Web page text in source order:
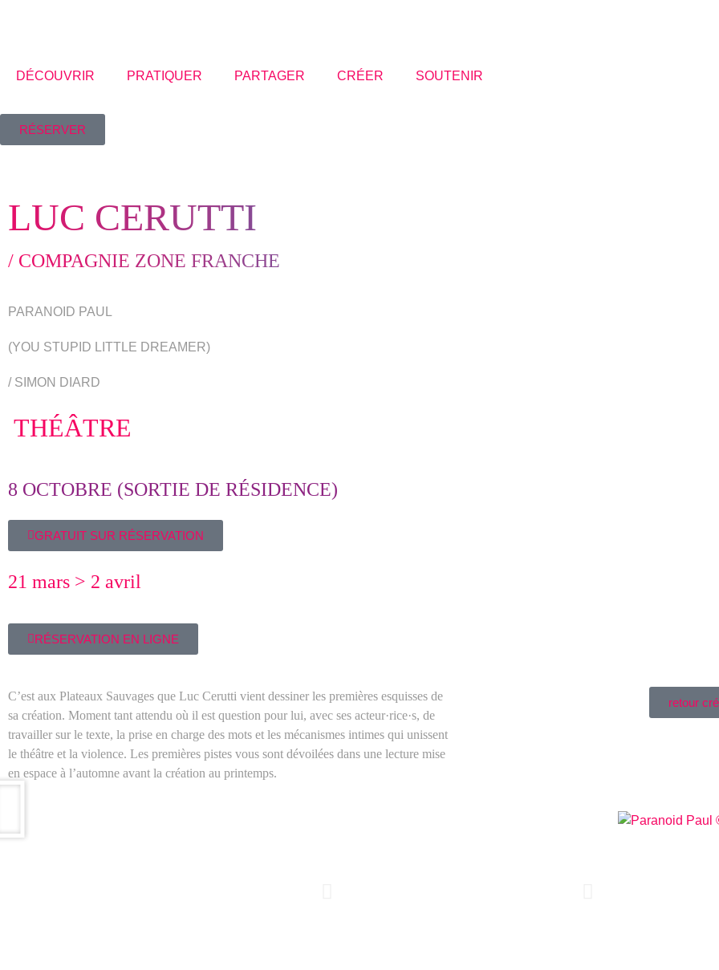
DÉCOUVRIR PRATIQUER PARTAGER CRÉER SOUTENIR
RÉSERVER
LUC CERUTTI
/ COMPAGNIE ZONE FRANCHE
PARANOID PAUL
(YOU STUPID LITTLE DREAMER)
/ SIMON DIARD
THÉÂTRE
8 OCTOBRE (SORTIE DE RÉSIDENCE)
GRATUIT SUR RÉSERVATION
21 mars > 2 avril
RÉSERVATION EN LIGNE
C’est aux Plateaux Sauvages que Luc Cerutti vient dessiner les premières esquisses de
sa création. Moment tant attendu où il est question pour lui, avec ses acteur·rice·s, de
travailler sur le texte, la prise en charge des mots et les mécanismes intimes qui unissent
le théâtre et la violence. Les premières pistes vous sont dévoilées dans une lecture mise
en espace à l’automne avant la création au printemps.
retour